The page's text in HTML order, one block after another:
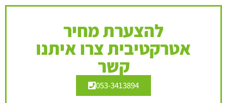
להצערת מחיר
אטרקטיבית צרו איתנו
קשר
053-3413894